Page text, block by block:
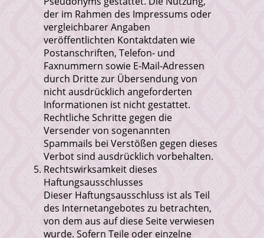
der im Rahmen des Impressums oder
vergleichbarer Angaben
veröffentlichten Kontaktdaten wie
Postanschriften, Telefon- und
Faxnummern sowie E-Mail-Adressen
durch Dritte zur Übersendung von
nicht ausdrücklich angeforderten
Informationen ist nicht gestattet.
Rechtliche Schritte gegen die
Versender von sogenannten
Spammails bei Verstößen gegen dieses
Verbot sind ausdrücklich vorbehalten.
Rechtswirksamkeit dieses
Haftungsausschlusses
Dieser Haftungsausschluss ist als Teil
des Internetangebotes zu betrachten,
von dem aus auf diese Seite verwiesen
wurde. Sofern Teile oder einzelne